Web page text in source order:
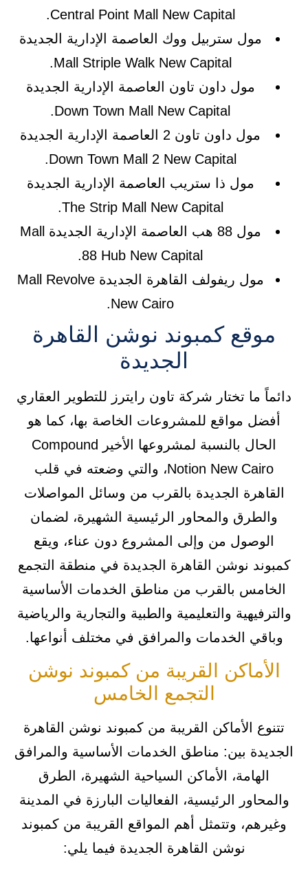
Central Point Mall New Capital.
مول ستربيل ووك العاصمة الإدارية الجديدة
Mall Striple Walk New Capital.
مول داون تاون العاصمة الإدارية الجديدة
Down Town Mall New Capital.
مول داون تاون 2 العاصمة الإدارية الجديدة
Down Town Mall 2 New Capital.
مول ذا ستريب العاصمة الإدارية الجديدة
The Strip Mall New Capital.
مول 88 هب العاصمة الإدارية الجديدة Mall
88 Hub New Capital.
مول ريفولف القاهرة الجديدة Mall Revolve
New Cairo.
موقع كمبوند نوشن القاهرة
الجديدة
دائماً ما تختار شركة تاون رايترز للتطوير العقاري
أفضل مواقع للمشروعات الخاصة بها، كما هو
الحال بالنسبة لمشروعها الأخير Compound
Notion New Cairo، والتي وضعته في قلب
القاهرة الجديدة بالقرب من وسائل المواصلات
والطرق والمحاور الرئيسية الشهيرة، لضمان
الوصول من وإلى المشروع دون عناء، ويقع
كمبوند نوشن القاهرة الجديدة في منطقة التجمع
الخامس بالقرب من مناطق الخدمات الأساسية
والترفيهية والتعليمية والطبية والتجارية والرياضية
وباقي الخدمات والمرافق في مختلف أنواعها.
الأماكن القريبة من كمبوند نوشن
التجمع الخامس
تتنوع الأماكن القريبة من كمبوند نوشن القاهرة
الجديدة بين: مناطق الخدمات الأساسية والمرافق
الهامة، الأماكن السياحية الشهيرة، الطرق
والمحاور الرئيسية، الفعاليات البارزة في المدينة
وغيرهم، وتتمثل أهم المواقع القريبة من كمبوند
نوشن القاهرة الجديدة فيما يلي: